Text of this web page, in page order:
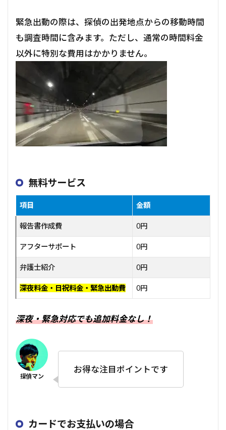
緊急出動の際は、探偵の出発地点からの移動時間
も調査時間に含みます。ただし、通常の時間料金
以外に特別な費用はかかりません。
無料サービス
項目 金額
報告書作成費 0円
アフターサポート 0円
弁護士紹介 0円
深夜料金・日祝料金・緊急出動費 0円
深夜・緊急対応でも追加料金なし！
お得な注目ポイントです
カードでお支払いの場合